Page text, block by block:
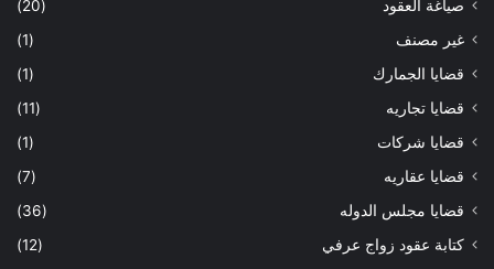
صياغة العقود
(20)
غير مصنف
(1)
قضايا الجمارك
(1)
قضايا تجاريه
(11)
قضايا شركات
(1)
قضايا عقاريه
(7)
قضايا مجلس الدوله
(36)
كتابة عقود زواج عرفي
(12)